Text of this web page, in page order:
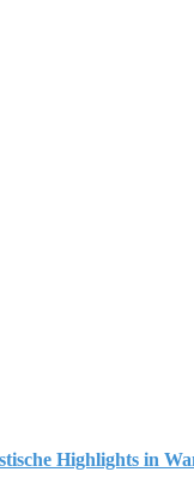
Highlights in